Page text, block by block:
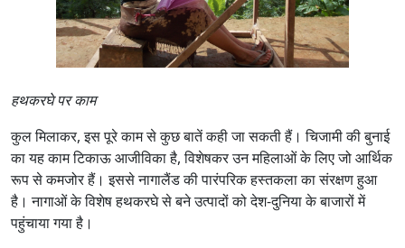
हथकरघे पर काम
कुल मिलाकर, इस पूरे काम से कुछ बातें कही जा सकती हैं। चिजामी की बुनाई
का यह काम टिकाऊ आजीविका है, विशेषकर उन महिलाओं के लिए जो आर्थिक
रूप से कमजोर हैं। इससे नागालैंड की पारंपरिक हस्तकला का संरक्षण हुआ
है। नागाओं के विशेष हथकरघे से बने उत्पादों को देश-दुनिया के बाजारों में
पहुंचाया गया है।